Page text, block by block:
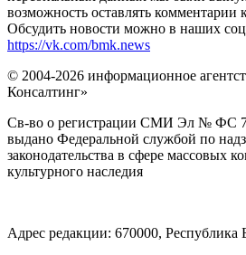
возможность оставлять комментарии
Обсудить новости можно в наших
https://vk.com/bmk.news
© 2004-2026 информационное
Консалтинг»
Св-во о регистрации СМИ Эл № ФС
выдано Федеральной службой по
законодательства в сфере массовых
культурного наследия
Адрес редакции: 670000, Республика